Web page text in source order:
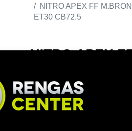
NITRO APEX FF
ET30 CB72.5
NITRO APEX
EAN:7332818115656
Tällä tuotteella ei ole